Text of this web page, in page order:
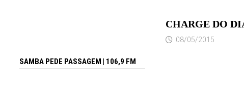
CHARGE DO
08/05/2015
SAMBA PEDE PASSAGEM | 106,9 FM